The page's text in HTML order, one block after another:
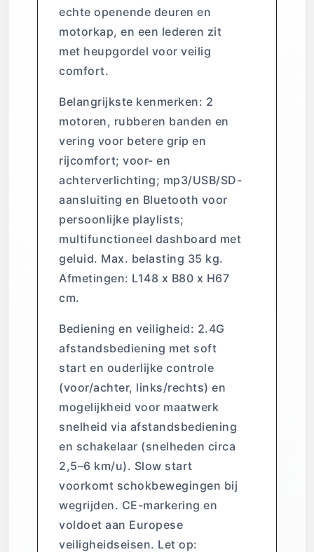
echte openende deuren en
motorkap, en een lederen zit
met heupgordel voor veilig
comfort.
Belangrijkste kenmerken: 2
motoren, rubberen banden en
vering voor betere grip en
rijcomfort; voor- en
achterverlichting; mp3/USB/SD-
aansluiting en Bluetooth voor
persoonlijke playlists;
multifunctioneel dashboard met
geluid. Max. belasting 35 kg.
Afmetingen: L148 x B80 x H67
cm.
Bediening en veiligheid: 2.4G
afstandsbediening met soft
start en ouderlijke controle
(voor/achter, links/rechts) en
mogelijkheid voor maatwerk
snelheid via afstandsbediening
en schakelaar (snelheden circa
2,5–6 km/u). Slow start
voorkomt schokbewegingen bij
wegrijden. CE-markering en
voldoet aan Europese
veiligheidseisen. Let op: